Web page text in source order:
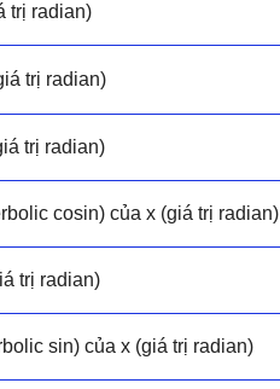
trị radian)
trị radian)
trị radian)
cosin) của x (giá trị radian)
trị radian)
sin) của x (giá trị radian)